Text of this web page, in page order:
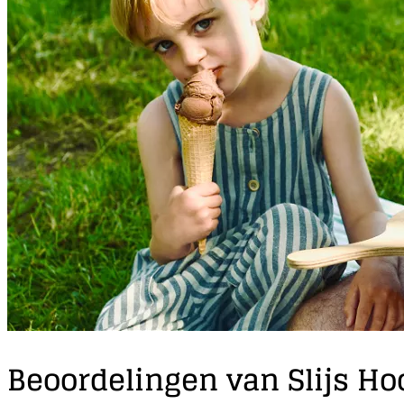
Beoordelingen van Slijs